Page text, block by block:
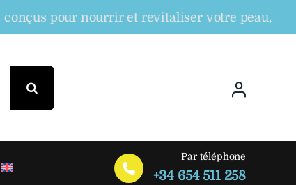
pour nourrir et revitaliser votre peau, tout en
Par téléphone
+34 654 511 258